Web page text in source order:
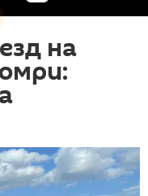
на